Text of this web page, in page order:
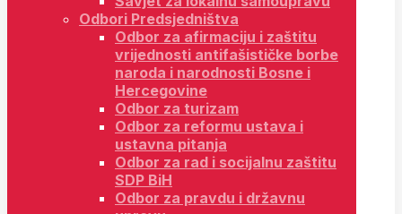
Odbori Predsjedništva
Odbor za afirmaciju i zaštitu
vrijednosti antifašističke borbe
naroda i narodnosti Bosne i
Hercegovine
Odbor za turizam
Odbor za reformu ustava i
ustavna pitanja
Odbor za rad i socijalnu zaštitu
SDP BiH
Odbor za pravdu i državnu